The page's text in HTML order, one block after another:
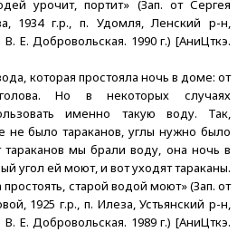
урочит, портит» (Зап. от Сергея
1934 г.р., п. Удомля, Ленский р-н,
Е. Добровольская. 1990 г.) [АниЦткэ.
которая простояла ночь в доме: от
Но в некоторых случаях
именно такую воду. Так,
было тараканов, углы нужно было
мы брали воду, она ночь в
угол ей моют, и вот уходят тараканы.
старой водой моют» (Зап. от
1925 г.р., п. Илеза, Устьянский р-н,
Е. Добровольская. 1989 г.) [АниЦткэ.